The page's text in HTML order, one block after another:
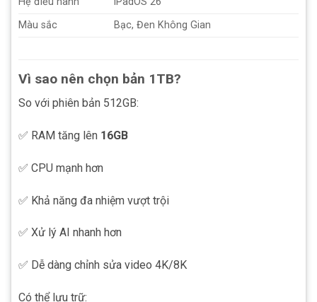
Màu sắc
Bạc, Đen Không Gian
Vì sao nên chọn bản 1TB?
So với phiên bản 512GB:
✅ RAM tăng lên 16GB
✅ CPU mạnh hơn
✅ Khả năng đa nhiệm vượt trội
✅ Xử lý AI nhanh hơn
✅ Dễ dàng chỉnh sửa video 4K/8K
Có thể lưu trữ: